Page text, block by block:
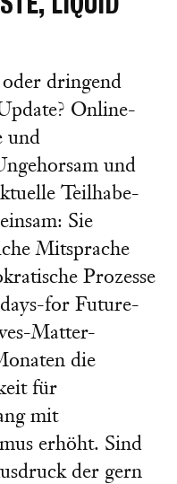
dringend
Online-
und
und
Teilhabe-
Sie
Mitsprache
Prozesse
for Future-
Matter-
die
für
mit
erhöht. Sind
der gern